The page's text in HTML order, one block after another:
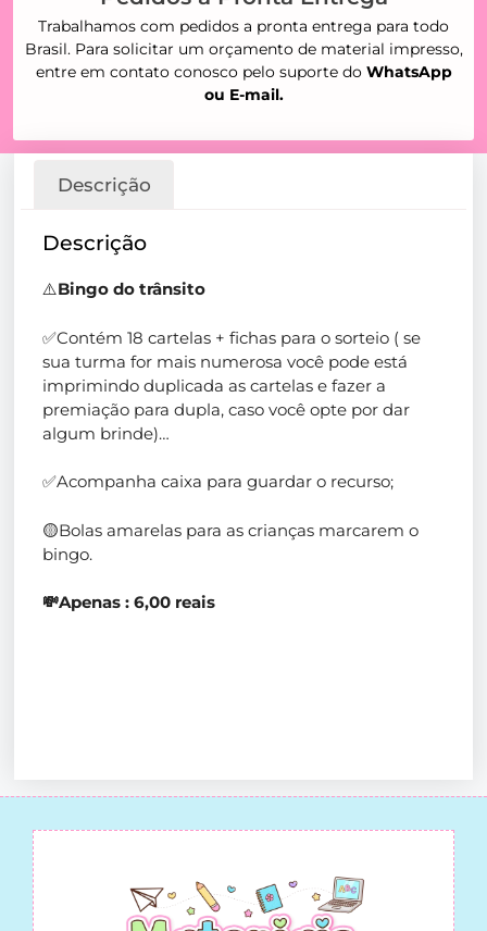
Trabalhamos com pedidos a pronta entrega para todo
Brasil. Para solicitar um orçamento de material impresso,
entre em contato conosco pelo suporte do WhatsApp
ou E-mail.
Descrição
Descrição
⚠️Bingo do trânsito
✅Contém 18 cartelas + fichas para o sorteio ( se
sua turma for mais numerosa você pode está
imprimindo duplicada as cartelas e fazer a
premiação para dupla, caso você opte por dar
algum brinde)…
✅Acompanha caixa para guardar o recurso;
🟡Bolas amarelas para as crianças marcarem o
bingo.
💸Apenas : 6,00 reais